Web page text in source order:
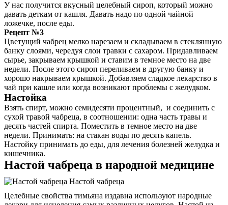
У нас получится вкусный целебный сироп, который можно
давать деткам от кашля. Давать надо по одной чайной
ложечке, после еды.
Рецепт №3
Цветущий чабрец мелко нарезаем и складываем в стеклянную
банку слоями, чередуя слои травки с сахаром. Придавливаем
сырье, закрываем крышкой и ставим в темное место на две
недели. После этого сироп переливаем в другую банку и
хорошо накрываем крышкой. Добавляем сладкое лекарство в
чай при кашле или когда возникают проблемы с желудком.
Настойка
Взять спирт, можно семидесяти процентный, и соединить с
сухой травой чабреца, в соотношении: одна часть травы и
десять частей спирта. Поместить в темное место на две
недели. Принимать: на стакан воды по десять капель.
Настойку принимать до еды, для лечения болезней желудка и
кишечника.
Настой чабреца в народной медицине
Целебные свойства тимьяна издавна используют народные